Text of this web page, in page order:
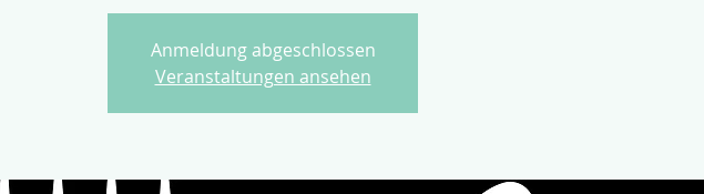
Anmeldung abgeschlossen
Veranstaltungen ansehen